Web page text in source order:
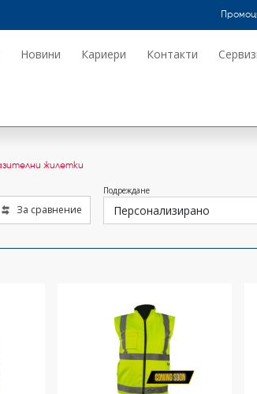
Новини Кариери Контакти
жилетки
За сравнение
Подреждане